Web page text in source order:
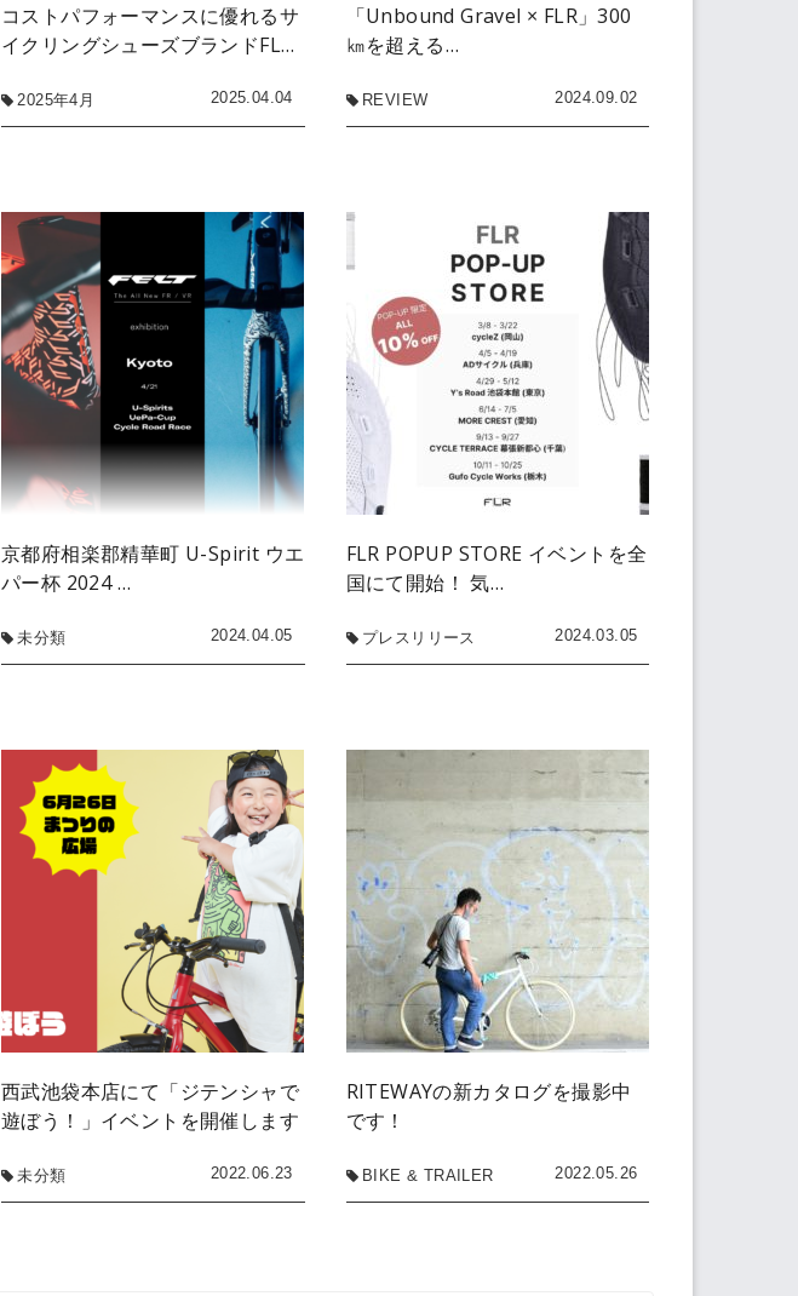
コストパフォーマンスに優れるサ
イクリングシューズブランドFL…
2025年4月 2025.04.04
「Unbound Gravel × FLR」300
㎞を超える…
REVIEW 2024.09.02
京都府相楽郡精華町 U-Spirit ウエ
パー杯 2024 …
未分類 2024.04.05
FLR POPUP STORE イベントを全
国にて開始！ 気…
プレスリリース 2024.03.05
西武池袋本店にて「ジテンシャで
遊ぼう！」イベントを開催します
未分類 2022.06.23
RITEWAYの新カタログを撮影中
です！
BIKE & TRAILER 2022.05.26